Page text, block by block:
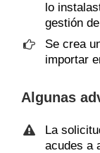
lo
gestión
Se crea
importar
Algunas
La
acudes a